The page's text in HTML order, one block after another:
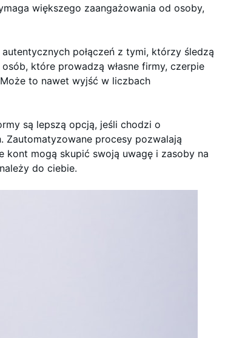
większego zaangażowania od osoby,
połączeń z tymi, którzy śledzą
które prowadzą własne firmy, czerpie
to nawet wyjść w liczbach
są lepszą opcją, jeśli chodzi o
Zautomatyzowane procesy pozwalają
kont mogą skupić swoją uwagę i zasoby na
do ciebie.